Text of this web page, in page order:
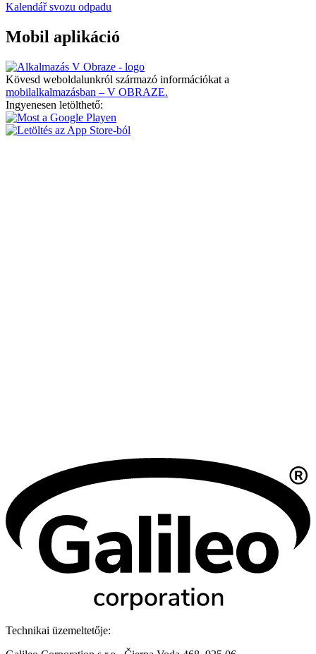
Kalendář svozu odpadu
Mobil aplikáció
Kövesd weboldalunkról származó információkat a
mobilalkalmazásban – V OBRAZE.
Ingyenesen letölthető:
Technikai üzemeltetője: